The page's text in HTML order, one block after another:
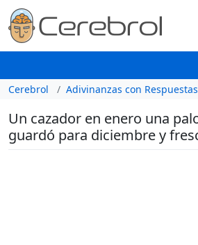
Cerebrol Adivinanzas con Respuestas
Un cazador en enero una
guardó para diciembre y